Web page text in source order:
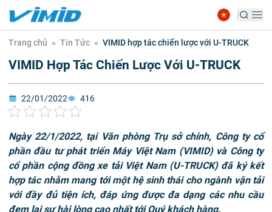
Trang chủ » Tin Tức » VIMID hợp tác chiến lược với U-TRUCK
VIMID Hợp Tác Chiến Lược Với U-TRUCK
22/01/2022 416
Ngày 22/1/2022, tại Văn phòng Trụ sở chính, Công ty cổ
phần đầu tư phát triển Máy Việt Nam (VIMID) và Công ty
cổ phần cộng đồng xe tải Việt Nam (U-TRUCK) đã ký kết
hợp tác nhằm mang tới một hệ sinh thái cho ngành vận tải
với đầy đủ tiện ích, đáp ứng được đa dạng các nhu cầu
đem lại sự hài lòng cao nhất tới Quý khách hàng.